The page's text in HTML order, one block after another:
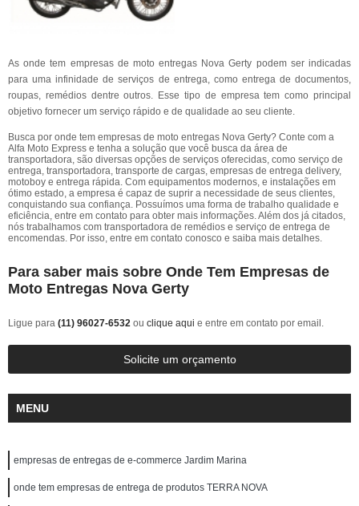
As onde tem empresas de moto entregas Nova Gerty podem ser indicadas
para uma infinidade de serviços de entrega, como entrega de documentos,
roupas, remédios dentre outros. Esse tipo de empresa tem como principal
objetivo fornecer um serviço rápido e de qualidade ao seu cliente.
Busca por onde tem empresas de moto entregas Nova Gerty? Conte com a
Alfa Moto Express e tenha a solução que você busca da área de
transportadora, são diversas opções de serviços oferecidas, como serviço de
entrega, transportadora, transporte de cargas, empresas de entrega delivery,
motoboy e entrega rápida. Com equipamentos modernos, e instalações em
ótimo estado, a empresa é capaz de suprir a necessidade de seus clientes,
conquistando sua confiança. Possuímos uma forma de trabalho qualidade e
eficiência, entre em contato para obter mais informações. Além dos já citados,
nós trabalhamos com transportadora de remédios e serviço de entrega de
encomendas. Por isso, entre em contato conosco e saiba mais detalhes.
Para saber mais sobre Onde Tem Empresas de
Moto Entregas Nova Gerty
Ligue para (11) 96027-6532 ou clique aqui e entre em contato por email.
Solicite um orçamento
MENU
empresas de entregas de e-commerce Jardim Marina
onde tem empresas de entrega de produtos TERRA NOVA